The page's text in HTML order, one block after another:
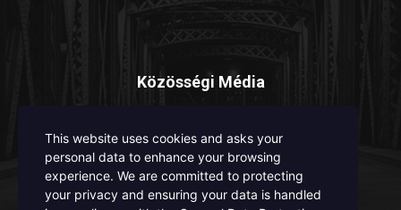
Közösségi Média
This website uses cookies and asks your
personal data to enhance your browsing
experience. We are committed to protecting
your privacy and ensuring your data is handled